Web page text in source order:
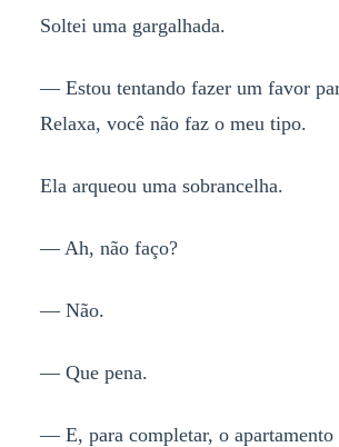
Soltei uma gargalhada.
— Estou tentando fazer um favor
Relaxa, você não faz o meu tipo.
Ela arqueou uma sobrancelha.
— Ah, não faço?
— Não.
— Que pena.
— E, para completar, o apartamento